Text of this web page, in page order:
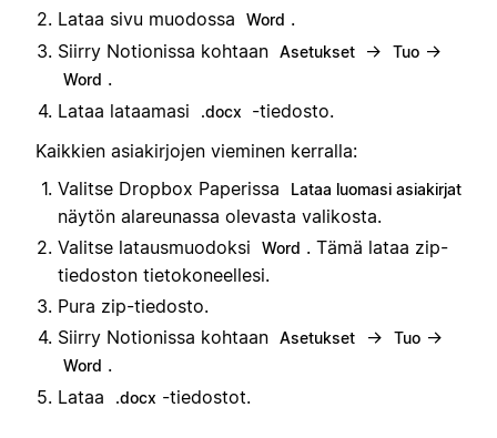
Lataa sivu muodossa Word .
Siirry Notionissa kohtaan Asetukset → Tuo →
Word .
Lataa lataamasi
.docx
-tiedosto.
Kaikkien asiakirjojen vieminen kerralla:
Valitse Dropbox Paperissa
Lataa luomasi asiakirjat
näytön alareunassa olevasta valikosta.
Valitse latausmuodoksi
Word . Tämä lataa zip-
tiedoston tietokoneellesi.
Pura zip-tiedosto.
Siirry Notionissa kohtaan Asetukset → Tuo →
Word .
Lataa
.docx -tiedostot.